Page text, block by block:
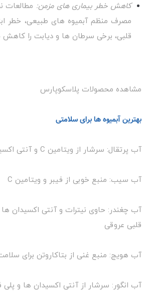
کاهش خطر بیماری های مزمن: مطالعات
مصرف منظم آبمیوه های طبیعی، خطر
قلبی، برخی سرطان ها و دیابت را
مشاهده محصولات پلاسکوپارس
بهترین آبمیوه ها برای سلامتی
آب پرتقال: سرشار از ویتامین C و آنتی اکسیدان ها
آب سیب: منبع خوبی از فیبر و ویتامین C
آب چغندر: حاوی نیترات و آنتی اکسیدان ها
قلبی عروقی
آب هویج: منبع غنی از بتاکاروتن برای
آب انگور: سرشار از آنتی اکسیدان ها و پلی